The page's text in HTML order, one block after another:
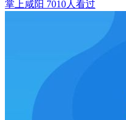
掌上咸阳 7010人看过